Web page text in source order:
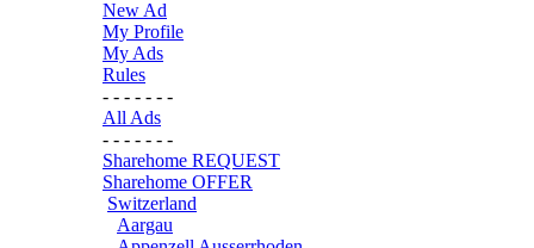
New Ad
My Profile
My Ads
Rules
- - - - - - -
All Ads
- - - - - - -
Sharehome REQUEST
Sharehome OFFER
Switzerland
Aargau